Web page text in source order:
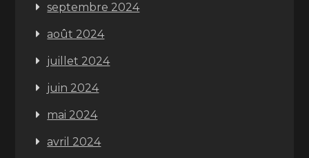
septembre 2024
août 2024
juillet 2024
juin 2024
mai 2024
avril 2024